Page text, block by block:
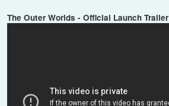
The Outer Worlds - Official Launch Trailer